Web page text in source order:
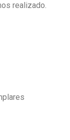
realizado.